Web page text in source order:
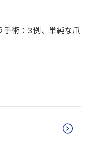
手術：3 例、単純な爪